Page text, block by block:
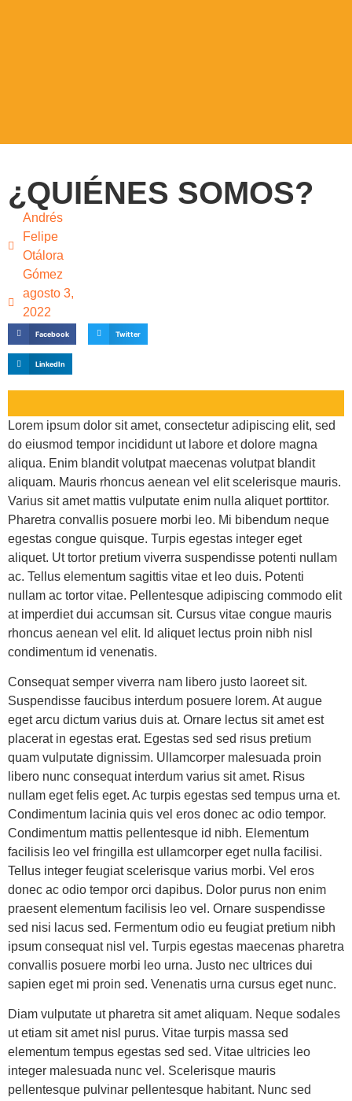
¿QUIÉNES SOMOS?
Andrés
Felipe
Otálora
Gómez
agosto 3,
2022
Facebook Twitter
LinkedIn
Lorem ipsum dolor sit amet, consectetur adipiscing elit, sed
do eiusmod tempor incididunt ut labore et dolore magna
aliqua. Enim blandit volutpat maecenas volutpat blandit
aliquam. Mauris rhoncus aenean vel elit scelerisque mauris.
Varius sit amet mattis vulputate enim nulla aliquet porttitor.
Pharetra convallis posuere morbi leo. Mi bibendum neque
egestas congue quisque. Turpis egestas integer eget
aliquet. Ut tortor pretium viverra suspendisse potenti nullam
ac. Tellus elementum sagittis vitae et leo duis. Potenti
nullam ac tortor vitae. Pellentesque adipiscing commodo elit
at imperdiet dui accumsan sit. Cursus vitae congue mauris
rhoncus aenean vel elit. Id aliquet lectus proin nibh nisl
condimentum id venenatis.
Consequat semper viverra nam libero justo laoreet sit.
Suspendisse faucibus interdum posuere lorem. At augue
eget arcu dictum varius duis at. Ornare lectus sit amet est
placerat in egestas erat. Egestas sed sed risus pretium
quam vulputate dignissim. Ullamcorper malesuada proin
libero nunc consequat interdum varius sit amet. Risus
nullam eget felis eget. Ac turpis egestas sed tempus urna et.
Condimentum lacinia quis vel eros donec ac odio tempor.
Condimentum mattis pellentesque id nibh. Elementum
facilisis leo vel fringilla est ullamcorper eget nulla facilisi.
Tellus integer feugiat scelerisque varius morbi. Vel eros
donec ac odio tempor orci dapibus. Dolor purus non enim
praesent elementum facilisis leo vel. Ornare suspendisse
sed nisi lacus sed. Fermentum odio eu feugiat pretium nibh
ipsum consequat nisl vel. Turpis egestas maecenas pharetra
convallis posuere morbi leo urna. Justo nec ultrices dui
sapien eget mi proin sed. Venenatis urna cursus eget nunc.
Diam vulputate ut pharetra sit amet aliquam. Neque sodales
ut etiam sit amet nisl purus. Vitae turpis massa sed
elementum tempus egestas sed sed. Vitae ultricies leo
integer malesuada nunc vel. Scelerisque mauris
pellentesque pulvinar pellentesque habitant. Nunc sed